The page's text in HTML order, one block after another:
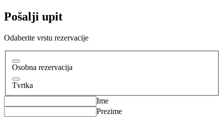
Pošalji upit
Odaberite vrstu rezervacije
Osobna rezervacija
Tvrtka
Ime
Prezime